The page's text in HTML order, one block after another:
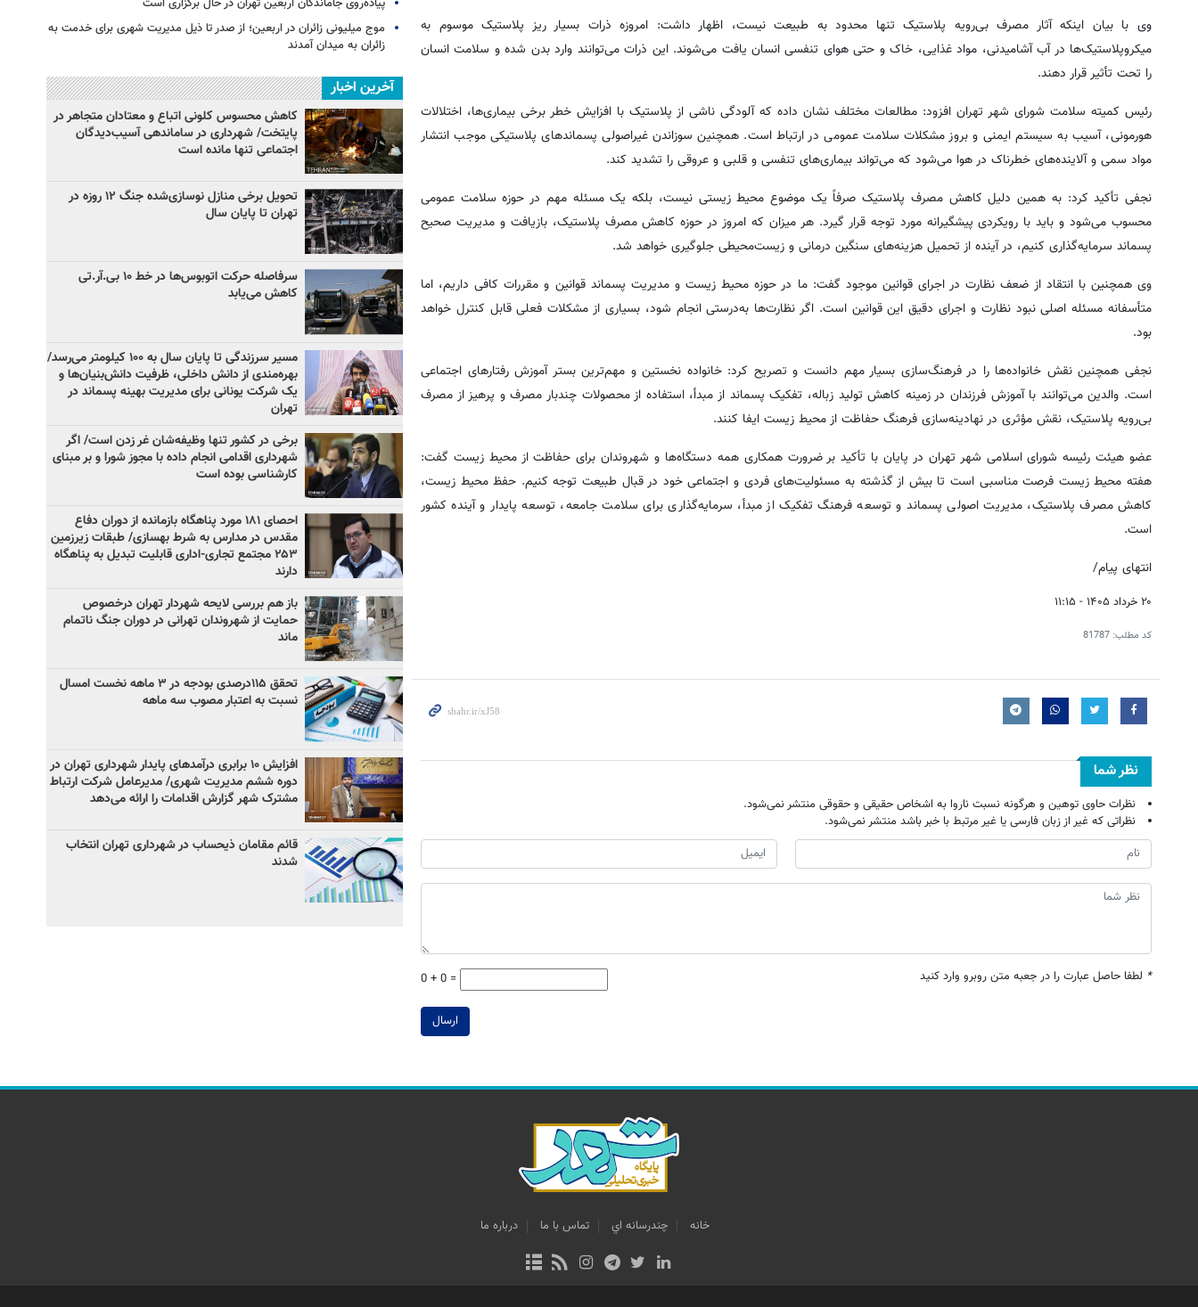
وی با بیان اینکه آثار مصرف بی‌رویه پلاستیک تنها محدود به طبیعت نیست، اظهار داشت: امروزه ذرات بسیار ریز پلاستیک موسوم به
میکروپلاستیک‌ها در آب آشامیدنی، مواد غذایی، خاک و حتی هوای تنفسی انسان یافت می‌شوند. این ذرات می‌توانند وارد بدن شده و سلامت انسان
را تحت تأثیر قرار دهند.
رئیس کمیته سلامت شورای شهر تهران افزود: مطالعات مختلف نشان داده که آلودگی ناشی از پلاستیک با افزایش خطر برخی بیماری‌ها، اختلالات
هورمونی، آسیب به سیستم ایمنی و بروز مشکلات سلامت عمومی در ارتباط است. همچنین سوزاندن غیراصولی پسماندهای پلاستیکی موجب انتشار
مواد سمی و آلاینده‌های خطرناک در هوا می‌شود که می‌تواند بیماری‌های تنفسی و قلبی و عروقی را تشدید کند.
نجفی تأکید کرد: به همین دلیل کاهش مصرف پلاستیک صرفاً یک موضوع محیط زیستی نیست، بلکه یک مسئله مهم در حوزه سلامت عمومی
محسوب می‌شود و باید با رویکردی پیشگیرانه مورد توجه قرار گیرد. هر میزان که امروز در حوزه کاهش مصرف پلاستیک، بازیافت و مدیریت صحیح
پسماند سرمایه‌گذاری کنیم، در آینده از تحمیل هزینه‌های سنگین درمانی و زیست‌محیطی جلوگیری خواهد شد.
وی همچنین با انتقاد از ضعف نظارت در اجرای قوانین موجود گفت: ما در حوزه محیط زیست و مدیریت پسماند قوانین و مقررات کافی داریم، اما
متأسفانه مسئله اصلی نبود نظارت و اجرای دقیق این قوانین است. اگر نظارت‌ها به‌درستی انجام شود، بسیاری از مشکلات فعلی قابل کنترل خواهد
بود.
نجفی همچنین نقش خانواده‌ها را در فرهنگ‌سازی بسیار مهم دانست و تصریح کرد: خانواده نخستین و مهم‌ترین بستر آموزش رفتارهای اجتماعی
است. والدین می‌توانند با آموزش فرزندان در زمینه کاهش تولید زباله، تفکیک پسماند از مبدأ، استفاده از محصولات چندبار مصرف و پرهیز از مصرف
بی‌رویه پلاستیک، نقش مؤثری در نهادینه‌سازی فرهنگ حفاظت از محیط زیست ایفا کنند.
عضو هیئت رئیسه شورای اسلامی شهر تهران در پایان با تأکید بر ضرورت همکاری همه دستگاه‌ها و شهروندان برای حفاظت از محیط زیست گفت:
هفته محیط زیست فرصت مناسبی است تا بیش از گذشته به مسئولیت‌های فردی و اجتماعی خود در قبال طبیعت توجه کنیم. حفظ محیط زیست،
کاهش مصرف پلاستیک، مدیریت اصولی پسماند و توسعه فرهنگ تفکیک از مبدأ، سرمایه‌گذاری برای سلامت جامعه، توسعه پایدار و آینده کشور
است.
انتهای پیام/
۲۰ خرداد ۱۴۰۵ - ۱۱:۱۵
کد مطلب: 81787
نظر شما
نظرات حاوی توهین و هرگونه نسبت ناروا به اشخاص حقیقی و حقوقی منتشر نمی‌شود.
نظراتی که غیر از زبان فارسی یا غیر مرتبط با خبر باشد منتشر نمی‌شود.
* لطفا حاصل عبارت را در جعبه متن روبرو وارد کنید 0 + 0 =
ارسال
موج میلیونی زائران در اربعین؛ از صدر تا ذیل مدیریت شهری برای خدمت به
زائران به میدان آمدند
آخرین اخبار
کاهش محسوس کلونی اتباع و معتادان متجاهر در
پایتخت/ شهرداری در ساماندهی آسیب‌دیدگان
اجتماعی تنها مانده است
تحویل برخی منازل نوسازی‌شده جنگ ۱۲ روزه در
تهران تا پایان سال
سرفاصله حرکت اتوبوس‌ها در خط ۱۰ بی‌.آر.تی
کاهش می‌یابد
مسیر سرزندگی تا پایان سال به ۱۰۰ کیلومتر می‌رسد/
بهره‌مندی از دانش داخلی، ظرفیت دانش‌بنیان‌ها و
یک شرکت یونانی برای مدیریت بهینه پسماند در
تهران
برخی در کشور تنها وظیفه‌شان غر زدن است/ اگر
شهرداری اقدامی انجام داده با مجوز شورا و بر مبنای
کارشناسی بوده است
احصای ۱۸۱ مورد پناهگاه بازمانده از دوران دفاع
مقدس در مدارس به شرط بهسازی/ طبقات زیرزمین
۲۵۳ مجتمع تجاری-اداری قابلیت تبدیل به پناهگاه
دارند
باز هم بررسی لایحه شهردار تهران درخصوص
حمایت از شهروندان تهرانی در دوران جنگ ناتمام
ماند
تحقق ۱۱۵درصدی بودجه در ۳ ماهه نخست امسال
نسبت به اعتبار مصوب سه ماهه
افزایش ۱۰ برابری درآمدهای پایدار شهرداری تهران در
دوره ششم مدیریت شهری/ مدیرعامل شرکت ارتباط
مشترک شهر گزارش اقدامات را ارائه می‌دهد
قائم مقامان ذیحساب در شهرداری تهران انتخاب
شدند
خانه چندرسانه اي تماس با ما درباره ما